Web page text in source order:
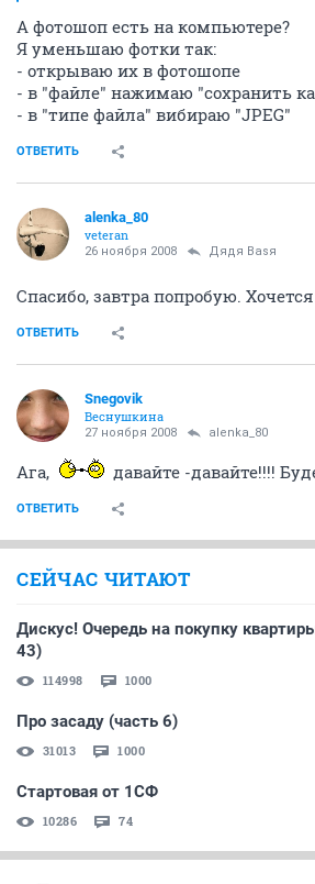
А фотошоп есть на компьютере?
Я уменьшаю фотки так:
- открываю их в фотошопе
- в "файле" нажимаю "сохранить
- в "типе файла" вибираю "JPEG"
ОТВЕТИТЬ
alenka_80
veteran
26 ноября 2008 Дядя Ваsя
Спасибо, завтра попробую.
ОТВЕТИТЬ
Snegovik
Веснушкина
27 ноября 2008 alenka_80
Ага, давайте -давайте!!!!
ОТВЕТИТЬ
СЕЙЧАС ЧИТАЮТ
Дискус! Очередь на покупку
43)
114998 1000
Про засаду (часть 6)
31013 1000
Стартовая от 1СФ
10286 74